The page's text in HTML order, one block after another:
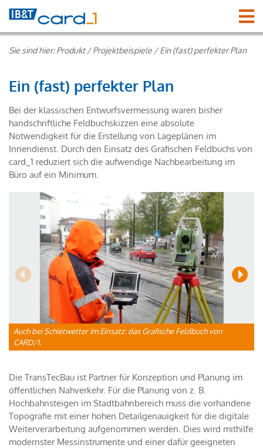
Sie sind hier:Produkt/Projektbeispiele /Ein (fast) perfekter Plan
Ein (fast) perfekter Plan
Bei der klassischen Entwurfsvermessung waren bisher
handschriftliche Feldbuchskizzen eine absolute
Notwendigkeit für die Erstellung von Lageplänen im
Innendienst. Durch den Einsatz des Grafischen Feldbuchs von
card_1 reduziert sich die aufwendige Nachbearbeitung im
Büro auf ein Minimum.
Auch bei Schietwetter im Einsatz: das Grafische Feldbuch von
CARD/1.
Die TransTecBau ist Partner für Konzeption und Planung im
öffentlichen Nahverkehr. Für die Planung von z. B.
Hochbahnsteigen im Stadtbahnbereich muss die vorhandene
Topografie mit einer hohen Detailgenauigkeit für die digitale
Weiterverarbeitung aufgenommen werden. Dies wird mithilfe
modernster Messinstrumente und einer dafür geeigneten